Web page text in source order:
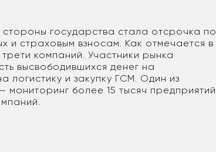
государства стала отсрочка по
и страховым взносам. Как отмечается в
компаний. Участники рынка
высвободившихся денег на
и закупку ГСМ. Один из
более 15 тысяч предприятий